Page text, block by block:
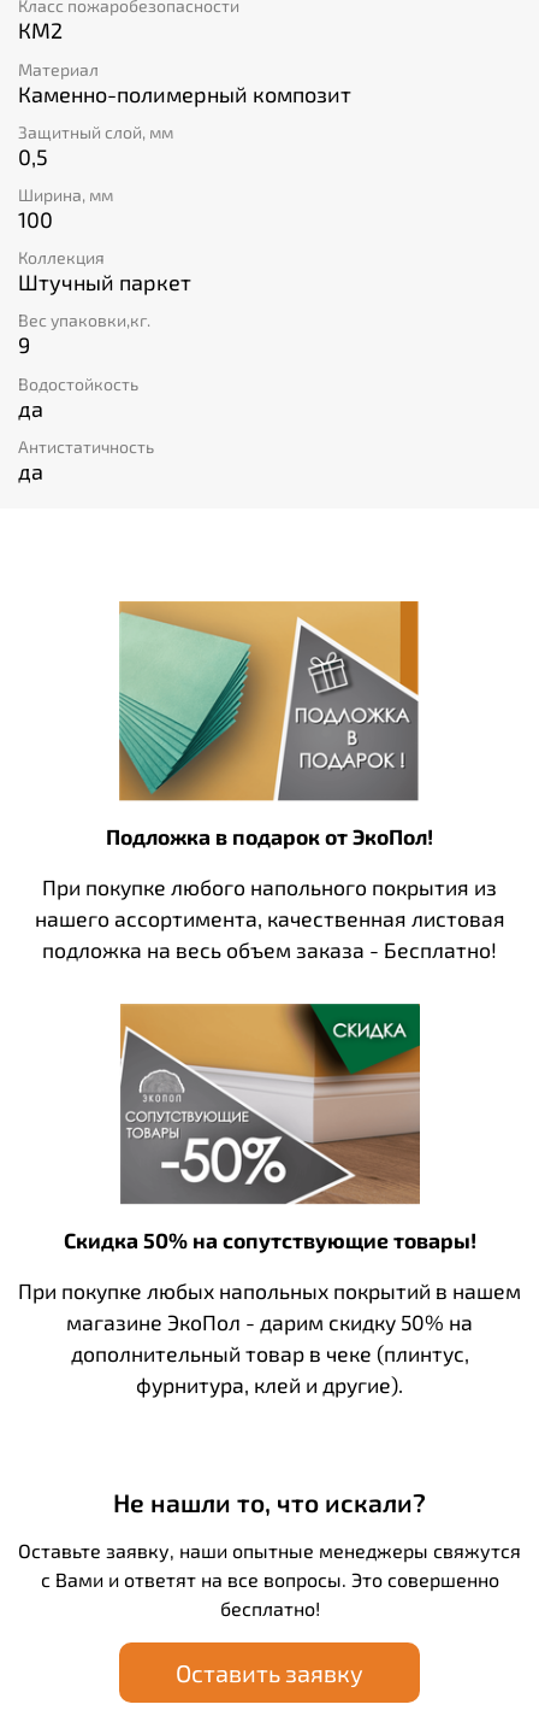
Класс пожаробезопасности
КМ2
Материал
Каменно-полимерный композит
Защитный слой, мм
0,5
Ширина, мм
100
Коллекция
Штучный паркет
Вес упаковки,кг.
9
Водостойкость
да
Антистатичность
да
Подложка в подарок от ЭкоПол!
При покупке любого напольного покрытия из
нашего ассортимента, качественная листовая
подложка на весь объем заказа - Бесплатно!
Скидка 50% на сопутствующие товары!
При покупке любых напольных покрытий в нашем
магазине ЭкоПол - дарим скидку 50% на
дополнительный товар в чеке (плинтус,
фурнитура, клей и другие).
Не нашли то, что искали?
Оставьте заявку, наши опытные менеджеры свяжутся
с Вами и ответят на все вопросы. Это совершенно
бесплатно!
Оставить заявку